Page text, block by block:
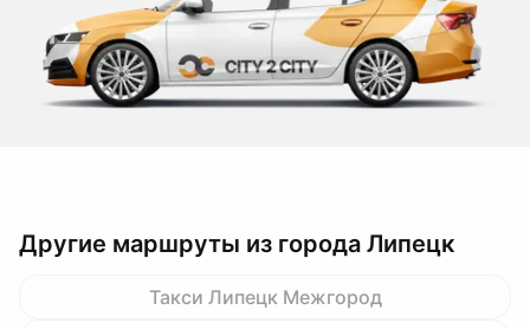
Другие маршруты из города Липецк
Такси Липецк Межгород